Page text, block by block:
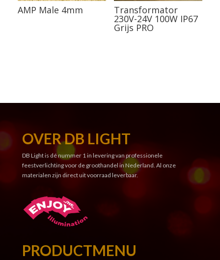
AMP Male 4mm Transformator
230V-24V 100W IP67
Grijs PRO
OVER DB LIGHT
DB Light is dé nummer 1 in levering van professionele
feestverlichting voor de groothandel in Nederland. Al onze
materialen zijn direct uit voorraad leverbaar.
PRODUCTMENU